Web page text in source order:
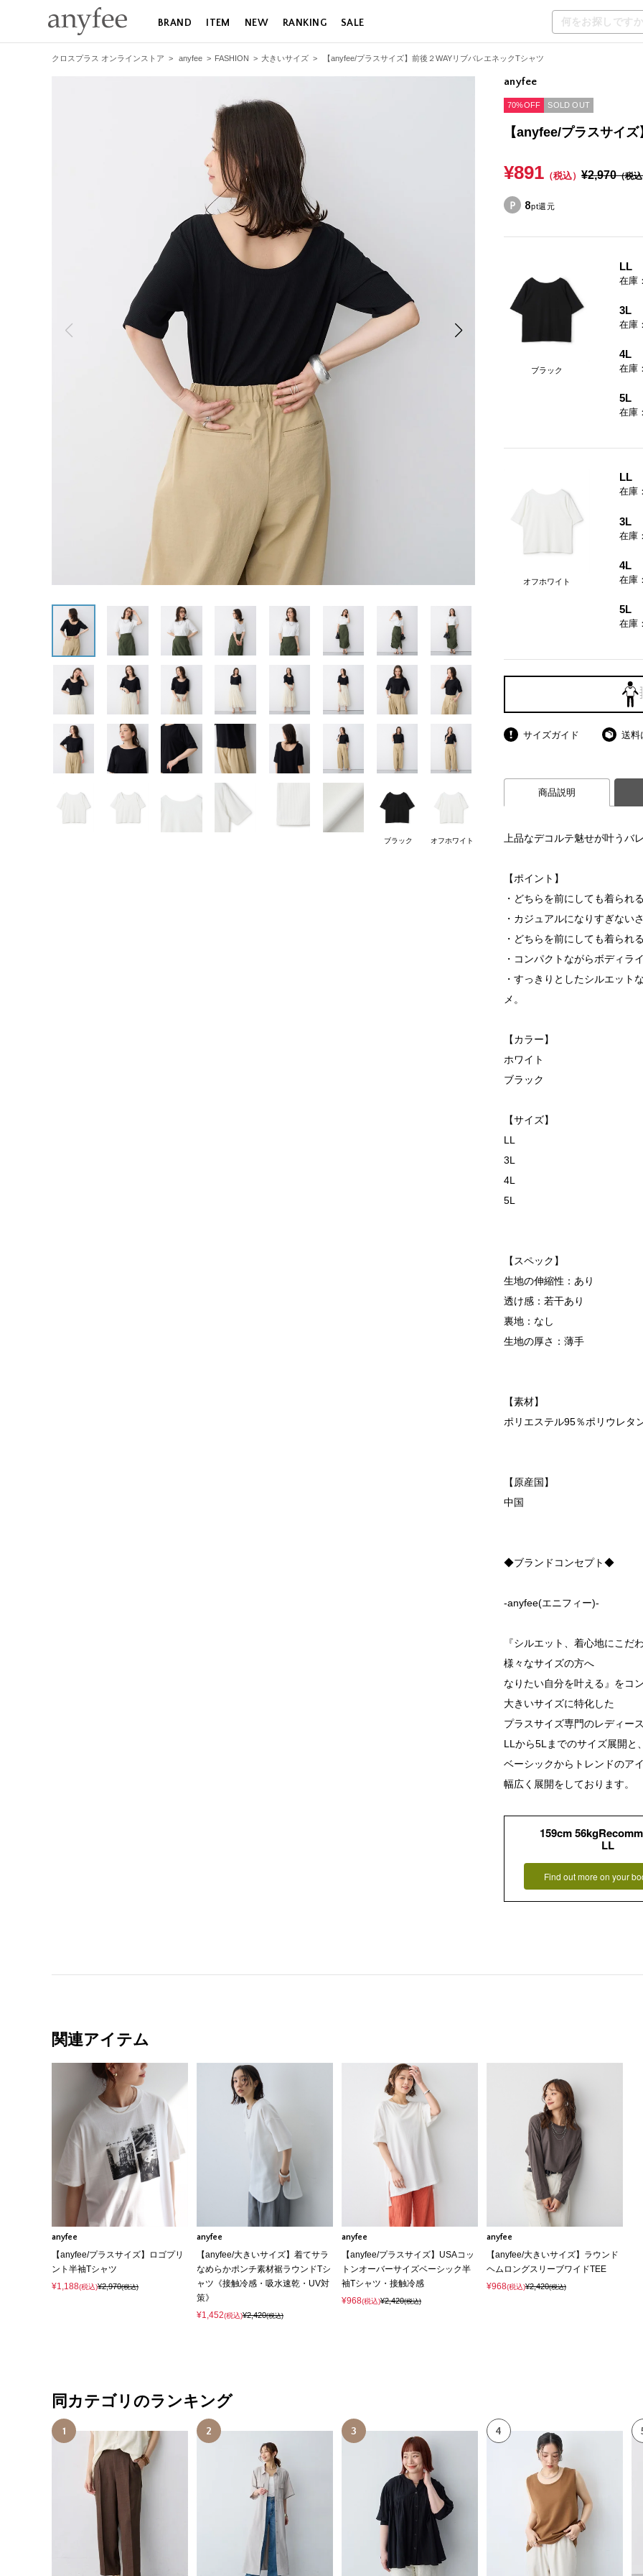
BRAND ITEM NEW RANKING SALE
クロスプラス オンラインストア > anyfee > FASHION > 大きいサイズ > 【anyfee/プラスサイズ】前後２WAYリブバレエネックTシャツ
ブラック オフホワイト
anyfee
70%OFF SOLD OUT
【anyfee/プラスサイ
¥891 （税込） ¥2,970（税
8pt還元
ブラック
LL
在庫
3L
在庫
4L
在庫
5L
在庫
オフホワイト
LL
在庫
3L
在庫
4L
在庫
5L
在庫
サイズガイド 送料
商品説明
上品なデコルテ魅せが叶うバ
【ポイント】
・どちらを前にしても着られ
・カジュアルになりすぎない
・どちらを前にしても着られ
・コンパクトながらボディラ
・すっきりとしたシルエット
メ。
【カラー】
ホワイト
ブラック
【サイズ】
LL
3L
4L
5L
【スペック】
生地の伸縮性：あり
透け感：若干あり
裏地：なし
生地の厚さ：薄手
【素材】
ポリエステル95％ポリウレタ
【原産国】
中国
◆ブランドコンセプト◆
-anyfee(エニフィー)-
『シルエット、着心地にこだ
様々なサイズの方へ
なりたい自分を叶える』をコ
大きいサイズに特化した
プラスサイズ専門のレディー
LLから5Lまでのサイズ展開と
ベーシックからトレンドのア
幅広く展開をしております。
159cm
LL
Find out more on your
関連アイテム
anyfee
【anyfee/プラスサイズ】ロゴプリ
ント半袖Tシャツ
¥1,188(税込)¥2,970(税込)
anyfee
【anyfee/大きいサイズ】着てサラ
なめらかポンチ素材裾ラウンドTシ
ャツ《接触冷感・吸水速乾・UV対
策》
¥1,452(税込)¥2,420(税込)
anyfee
【anyfee/プラスサイズ】USAコッ
トンオーバーサイズベーシック半
袖Tシャツ・接触冷感
¥968(税込)¥2,420(税込)
anyfee
【anyfee/大きいサイズ】ラウンド
ヘムロングスリーブワイドTEE
¥968(税込)¥2,420(税込)
同カテゴリのランキング
1 2 3 4